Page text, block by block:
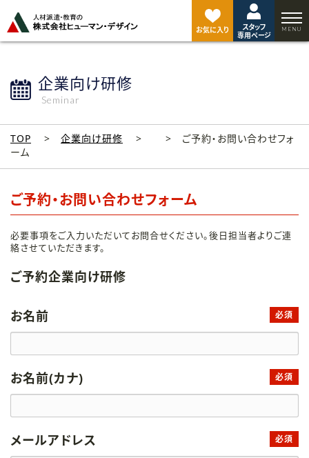
お気に入り
スタッフ
専用ページ
企業向け研修
Seminar
TOP 企業向け研修
ご予約・お問い合わせフォ
ーム
ご予約・お問い合わせフォーム
必要事項をご入力いただいてお問合せください。後日担当者よりご連
絡させていただきます。
ご予約企業向け研修
お名前 必須
お名前(カナ) 必須
メールアドレス 必須
ジ
ト